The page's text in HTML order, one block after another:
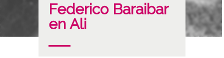
Federico Baraibar
en Ali